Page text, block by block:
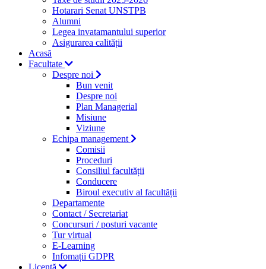
Hotarari Senat UNSTPB
Alumni
Legea invatamantului superior
Asigurarea calității
Acasă
Facultate
Despre noi
Bun venit
Despre noi
Plan Managerial
Misiune
Viziune
Echipa management
Comisii
Proceduri
Consiliul facultății
Conducere
Biroul executiv al facultății
Departamente
Contact / Secretariat
Concursuri / posturi vacante
Tur virtual
E-Learning
Infomații GDPR
Licență